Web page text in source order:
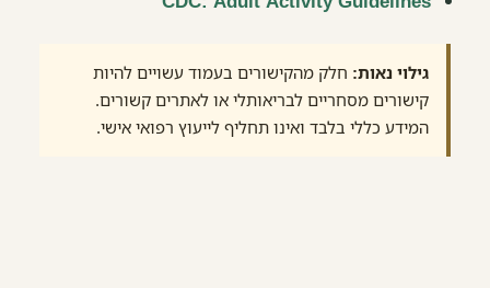
גילוי נאות: חלק מהקישורים בעמוד עשויים להיות
קישורים מסחריים לבריאותלי או לאתרים קשורים.
המידע כללי בלבד ואינו תחליף לייעוץ רפואי אישי.